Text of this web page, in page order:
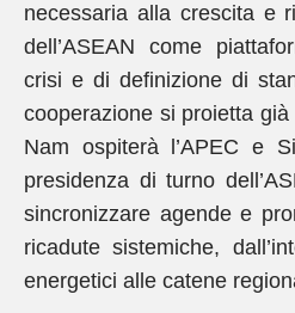
necessaria alla crescita e
dell’ASEAN come
crisi e di definizione di
cooperazione si proietta
Nam ospiterà l’APEC e
presidenza di turno
sincronizzare agende e
ricadute sistemiche,
energetici alle catene